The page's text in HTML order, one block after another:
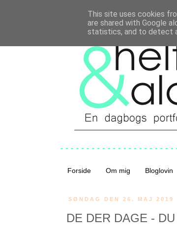
Forside Om mig Bloglovin
SØNDAG DEN 26. MAJ 2019
DE DER DAGE -
This site uses cookies
are shared with Google
statistics, and to detect